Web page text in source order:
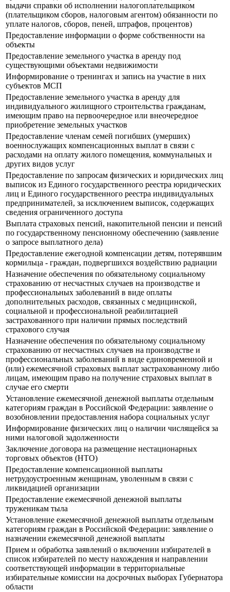
выдачи справки об исполнении налогоплательщиком
(плательщиком сборов, налоговым агентом) обязанности по
уплате налогов, сборов, пеней, штрафов, процентов)
Предоставление информации о форме собственности на
объекты
Предоставление земельного участка в аренду под
существующими объектами недвижимости
Информирование о тренингах и запись на участие в них
субъектов МСП
Предоставление земельного участка в аренду для
индивидуального жилищного строительства гражданам,
имеющим право на первоочередное или внеочередное
приобретение земельных участков
Предоставление членам семей погибших (умерших)
военнослужащих компенсационных выплат в связи с
расходами на оплату жилого помещения, коммунальных и
других видов услуг
Предоставление по запросам физических и юридических лиц
выписок из Единого государственного реестра юридических
лиц и Единого государственного реестра индивидуальных
предпринимателей, за исключением выписок, содержащих
сведения ограниченного доступа
Выплата страховых пенсий, накопительной пенсии и пенсий
по государственному пенсионному обеспечению (заявление
о запросе выплатного дела)
Предоставление ежегодной компенсации детям, потерявшим
кормильца - граждан, подвергшихся воздействию радиации
Назначение обеспечения по обязательному социальному
страхованию от несчастных случаев на производстве и
профессиональных заболеваний в виде оплаты
дополнительных расходов, связанных с медицинской,
социальной и профессиональной реабилитацией
застрахованного при наличии прямых последствий
страхового случая
Назначение обеспечения по обязательному социальному
страхованию от несчастных случаев на производстве и
профессиональных заболеваний в виде единовременной и
(или) ежемесячной страховых выплат застрахованному либо
лицам, имеющим право на получение страховых выплат в
случае его смерти
Установление ежемесячной денежной выплаты отдельным
категориям граждан в Российской Федерации: заявление о
возобновлении предоставления набора социальных услуг
Информирование физических лиц о наличии числящейся за
ними налоговой задолженности
Заключение договора на размещение нестационарных
торговых объектов (НТО)
Предоставление компенсационной выплаты
нетрудоустроенным женщинам, уволенным в связи с
ликвидацией организации
Предоставление ежемесячной денежной выплаты
труженикам тыла
Установление ежемесячной денежной выплаты отдельным
категориям граждан в Российской Федерации: заявление о
назначении ежемесячной денежной выплаты
Прием и обработка заявлений о включении избирателей в
список избирателей по месту нахождения и направлении
соответствующей информации в территориальные
избирательные комиссии на досрочных выборах Губернатора
области